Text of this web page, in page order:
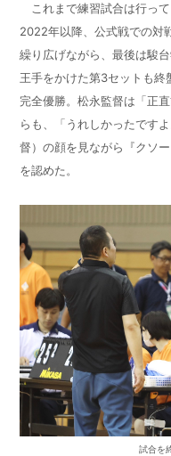
これまで練習試合は行っ
2022年以降、公式戦での対
繰り広げながら、最後は駿
王手をかけた第3セットも終
完全優勝。松永監督は「正
らも、「うれしかったです
督）の顔を見ながら『クソ
を認めた。
試合を